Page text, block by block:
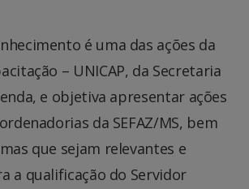
é uma das ações da
– UNICAP, da Secretaria
e objetiva apresentar ações
da SEFAZ/MS, bem
que sejam relevantes e
a qualificação do Servidor